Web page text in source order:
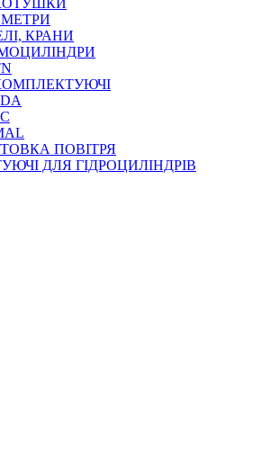
КРАНИ
ПОВІТРЯ
ДЛЯ ГІДРОЦИЛІНДРІВ